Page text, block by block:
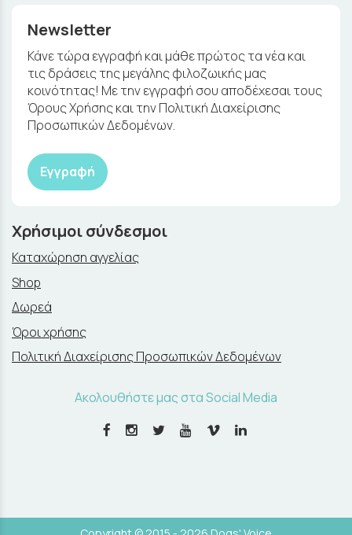
Newsletter
Κάνε τώρα εγγραφή και μάθε πρώτος τα νέα και
τις δράσεις της μεγάλης φιλοζωικής μας
κοινότητας! Με την εγγραφή σου αποδέχεσαι τους
Όρους Χρήσης και την Πολιτική Διαχείρισης
Προσωπικών Δεδομένων.
Εγγραφή
Χρήσιμοι σύνδεσμοι
Καταχώρηση αγγελίας
Shop
Δωρεά
Όροι χρήσης
Πολιτική Διαχείρισης Προσωπικών Δεδομένων
Ακολουθήστε μας στα Social Media